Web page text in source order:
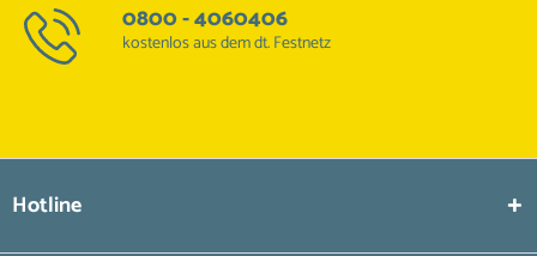
0800 - 4060406
kostenlos aus dem dt. Festnetz
Hotline